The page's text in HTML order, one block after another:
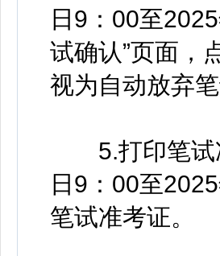
日9：00至
试确认”页面，
视为自动放弃笔
5.打印笔试
日9：00至
笔试准考证。